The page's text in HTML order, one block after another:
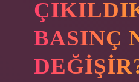
BASINÇ